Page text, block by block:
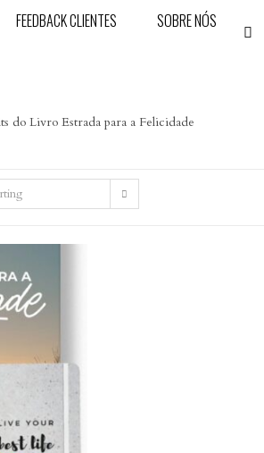
FEEDBACK CLIENTES SOBRE NÓS
do Livro Estrada para a Felicidade